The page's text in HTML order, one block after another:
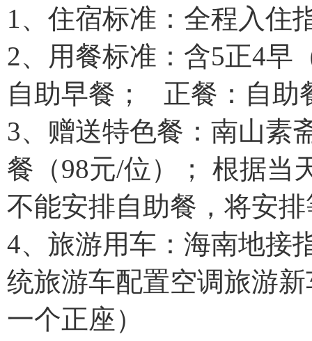
1、住宿标准：全程入住
2、用餐标准：含5正4早
自助早餐； 正餐：自助
3、赠送特色餐：南山素
餐（98元/位）； 根据当
不能安排自助餐，将安
4、旅游用车：海南地接
统旅游车配置空调旅游
一个正座）